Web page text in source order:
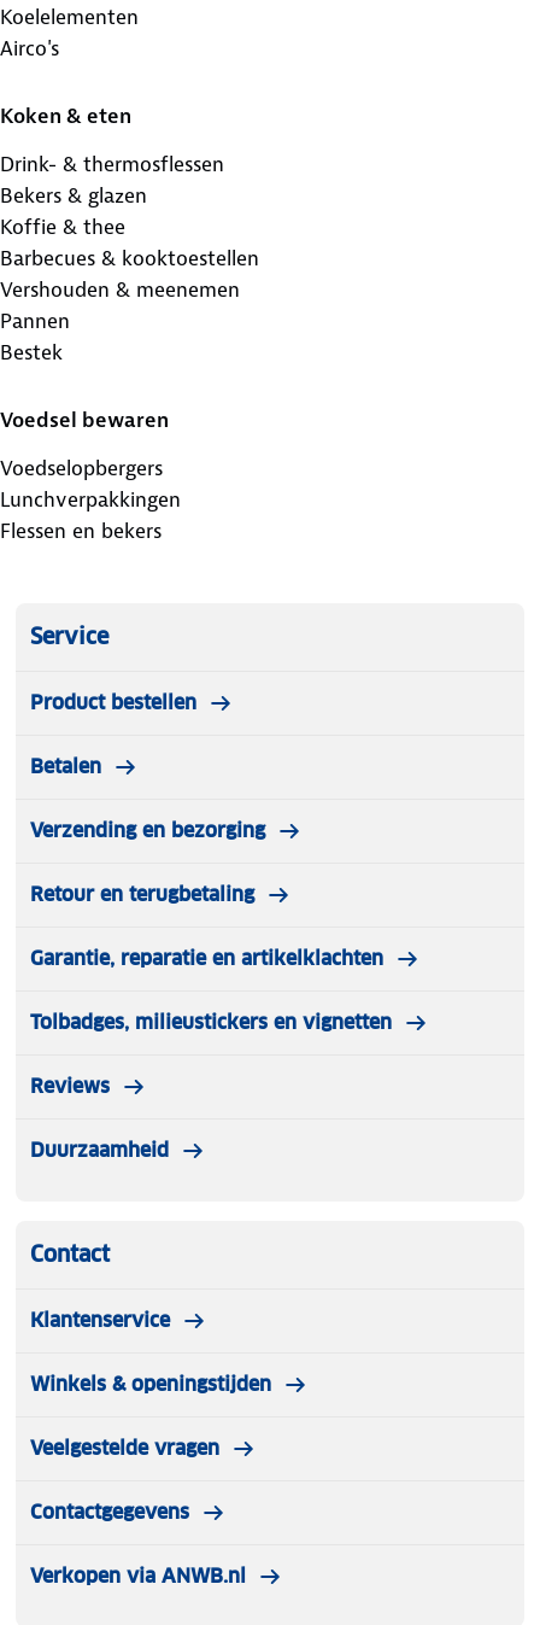
Koelelementen
Airco's
Koken & eten
Drink- & thermosflessen
Bekers & glazen
Koffie & thee
Barbecues & kooktoestellen
Vershouden & meenemen
Pannen
Bestek
Voedsel bewaren
Voedselopbergers
Lunchverpakkingen
Flessen en bekers
Service
Product bestellen
Betalen
Verzending en bezorging
Retour en terugbetaling
Garantie, reparatie en artikelklachten
Tolbadges, milieustickers en vignetten
Reviews
Duurzaamheid
Contact
Klantenservice
Winkels & openingstijden
Veelgestelde vragen
Contactgegevens
Verkopen via ANWB.nl